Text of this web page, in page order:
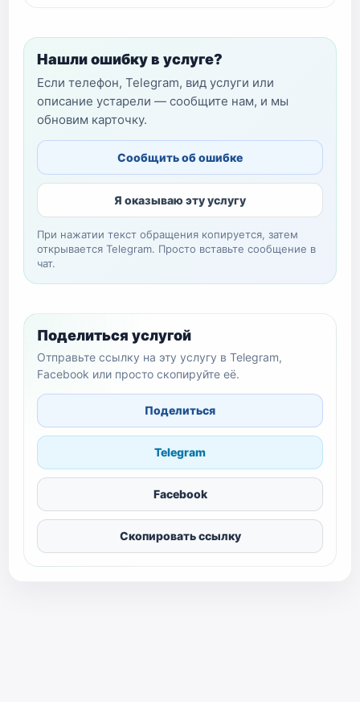
Нашли ошибку в услуге?
Если телефон, Telegram, вид услуги или
описание устарели — сообщите нам, и мы
обновим карточку.
Сообщить об ошибке
Я оказываю эту услугу
При нажатии текст обращения копируется, затем
открывается Telegram. Просто вставьте сообщение в
чат.
Поделиться услугой
Отправьте ссылку на эту услугу в Telegram,
Facebook или просто скопируйте её.
Поделиться
Telegram
Facebook
Скопировать ссылку